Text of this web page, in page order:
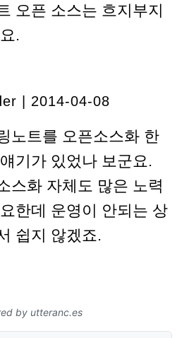
오픈 소스는 흐지부지
.
| 2014-04-08
노트를 오픈소스화 한
기가 있었나 보군요.
스화 자체도 많은 노력
한데 운영이 안되는 상
쉽지 않겠죠.